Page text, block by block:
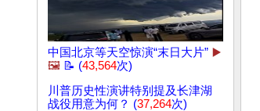
中国北京等天空惊演“末日大片” ▶️
🖼️ 📝 (43,564次)
川普历史性演讲特别提及长津湖
战役用意为何？ (37,264次)